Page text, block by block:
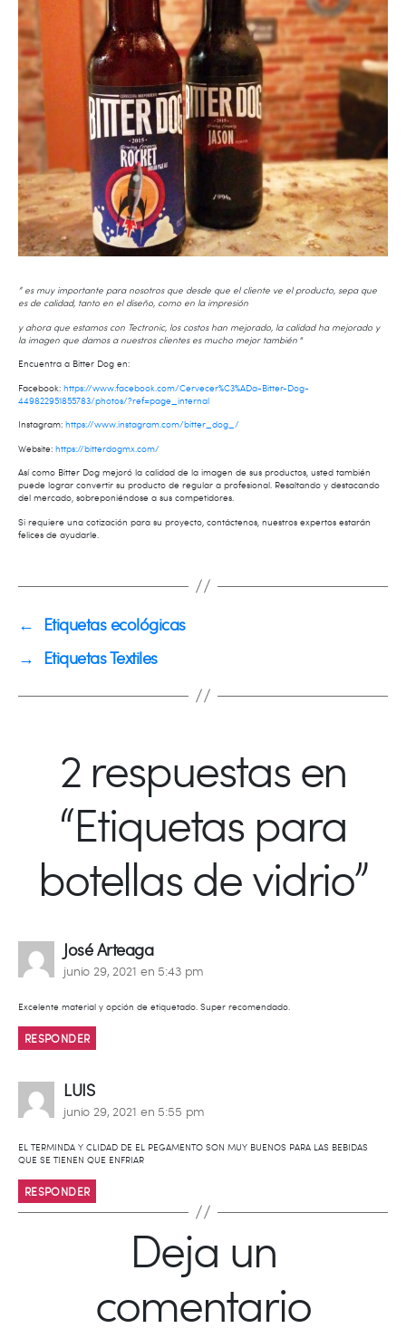
” es muy importante para nosotros que desde que el cliente ve el producto, sepa que
es de calidad, tanto en el diseño, como en la impresión
y ahora que estamos con Tectronic, los costos han mejorado, la calidad ha mejorado y
la imagen que damos a nuestros clientes es mucho mejor también “
Encuentra a Bitter Dog en:
Facebook: https://www.facebook.com/Cervecer%C3%ADa-Bitter-Dog-
449822951855783/photos/?ref=page_internal
Instagram: https://www.instagram.com/bitter_dog_/
Website: https://bitterdogmx.com/
Así como Bitter Dog mejoró la calidad de la imagen de sus productos, usted también
puede lograr convertir su producto de regular a profesional. Resaltando y destacando
del mercado, sobreponiéndose a sus competidores.
Si requiere una cotización para su proyecto, contáctenos, nuestros expertos estarán
felices de ayudarle.
← Etiquetas ecológicas
→ Etiquetas Textiles
2 respuestas en
“Etiquetas para
botellas de vidrio”
José Arteagadice:
junio 29, 2021 en 5:43 pm
Excelente material y opción de etiquetado. Super recomendado.
RESPONDER
LUISdice:
junio 29, 2021 en 5:55 pm
EL TERMINDA Y CLIDAD DE EL PEGAMENTO SON MUY BUENOS PARA LAS BEBIDAS
QUE SE TIENEN QUE ENFRIAR
RESPONDER
Deja un
comentario